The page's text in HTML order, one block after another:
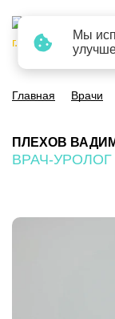
г. Барнаул
Главная Врачи
ПЛЕХОВ
ВРАЧ-УРОЛОГ
Мы